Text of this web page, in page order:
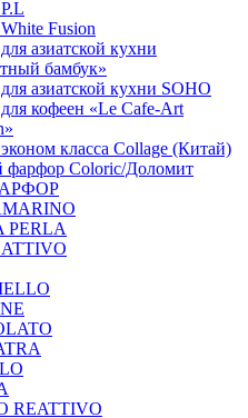
Fusion
азиатской кухни
бамбук»
азиатской кухни SOHO
кофеен «Le Cafe-Art
класса Collage (Китай)
фарфор Coloric/Доломит
PERLA
REATTIVO